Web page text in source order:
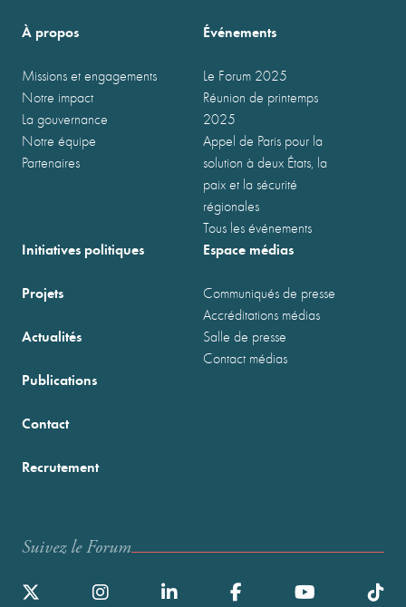
À propos
Missions et engagements
Notre impact
La gouvernance
Notre équipe
Partenaires
Événements
Le Forum 2025
Réunion de printemps
2025
Appel de Paris pour la
solution à deux États, la
paix et la sécurité
régionales
Tous les événements
Initiatives politiques
Projets
Actualités
Publications
Espace médias
Communiqués de presse
Accréditations médias
Salle de presse
Contact médias
Contact
Recrutement
Suivez le Forum